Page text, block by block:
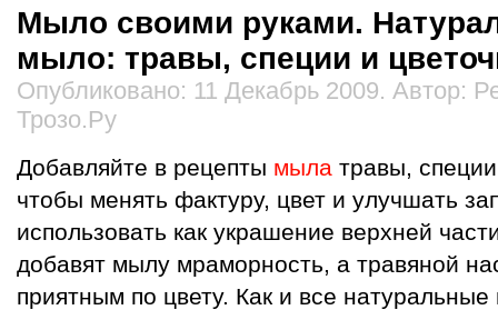
Мыло своими руками.
мыло: травы, специи и
Опубликовано: 11 Декабрь 2009. Автор:
Трозо.Ру
Добавляйте в рецепты мыла травы,
чтобы менять фактуру, цвет и улучшать
использовать как украшение верхней
добавят мылу мраморность, а травяной
приятным по цвету. Как и все